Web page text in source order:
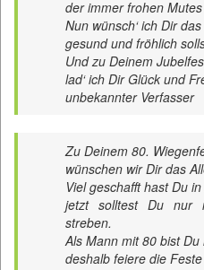
der immer frohen Mutes
Nun wünsch‘ ich Dir
gesund und fröhlich
Und zu Deinem
lad‘ ich Dir Glück und
unbekannter Verfasser
Zu Deinem 80.
wünschen wir Dir das
Viel geschafft hast Du
jetzt solltest Du nur
streben.
Als Mann mit 80 bist
deshalb feiere die